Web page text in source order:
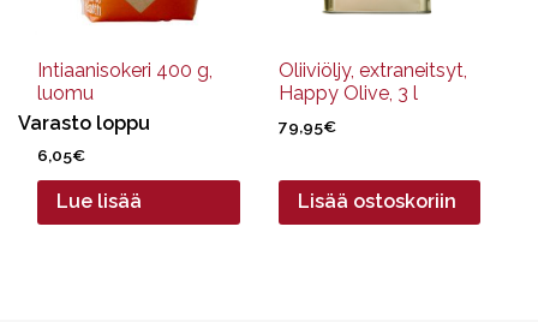
Intiaanisokeri 400 g,
luomu
Varasto loppu
6,05€
Lue lisää
Oliiviöljy, extraneitsyt,
Happy Olive, 3 l
79,95€
Lisää ostoskoriin